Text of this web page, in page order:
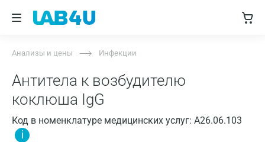
Анализы и цены Инфекции
Антитела к возбудителю
коклюша IgG
Код в номенклатуре медицинских услуг: A26.06.103
i